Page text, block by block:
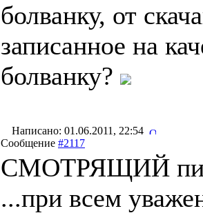
болванку, от
записанное на
болванку?
Написано: 01.06.2011, 22:54
Сообщение #2117
СМОТРЯЩИЙ
...при всем